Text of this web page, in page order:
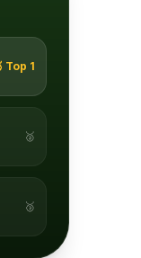
Top 1
🥈
🥉